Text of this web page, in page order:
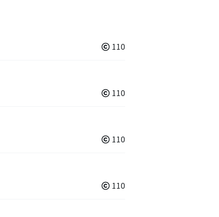
110
110
110
110